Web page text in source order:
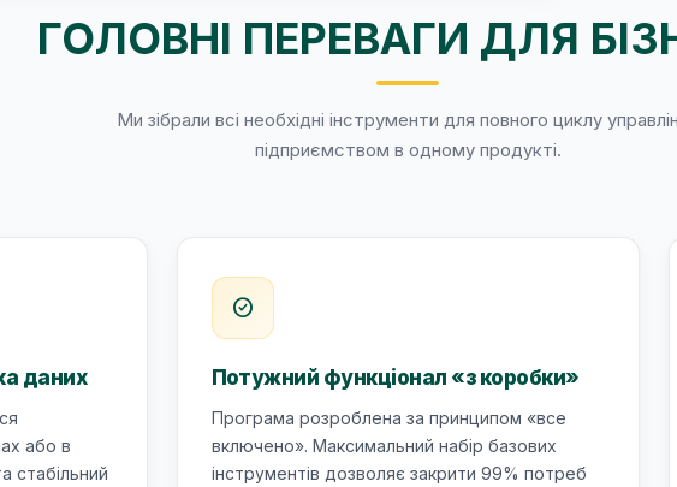
ГОЛОВНІ ПЕРЕВАГИ ДЛЯ
Ми зібрали всі необхідні інструменти для повного циклу
підприємством в одному продукті.
даних
або в
стабільний
check_circle
Потужний функціонал «з коробки»
Програма розроблена за принципом «все
включено». Максимальний набір базових
інструментів дозволяє закрити 99% потреб